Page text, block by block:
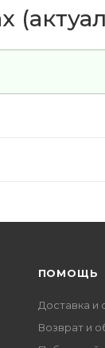
ПОМОЩЬ
Доставка и
Возврат и